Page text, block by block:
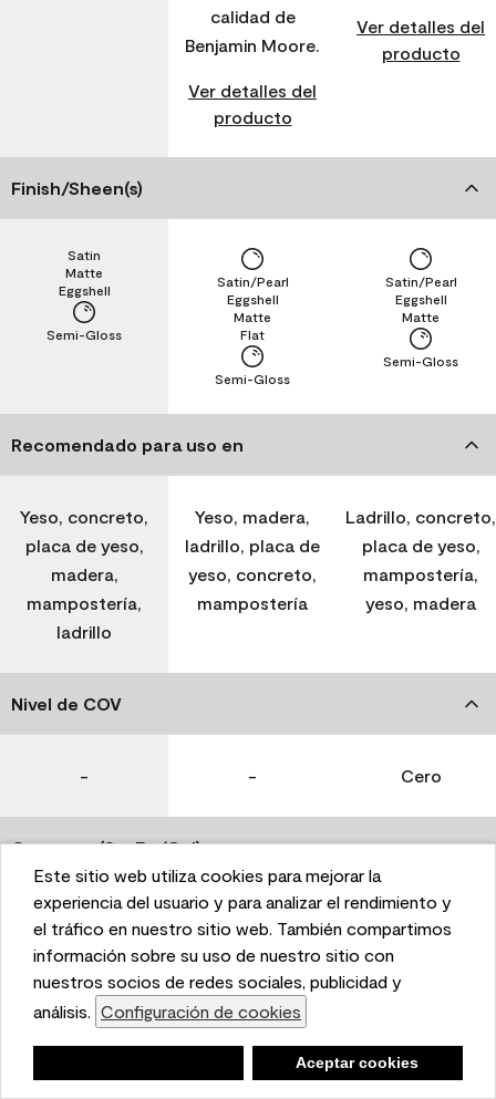
This website uses cookies to enhance user experience
and to analyze performance and traffic on our website.
We also share information about your use of our site
with our social media, advertising, and analytics
partners. Cookie Settings
Accept Cookies
Este sitio web utiliza cookies para mejorar la
experiencia del usuario y para analizar el rendimiento y
el tráfico en nuestro sitio web. También compartimos
información sobre su uso de nuestro sitio con
nuestros socios de redes sociales, publicidad y
análisis. Configuración de cookies
Aceptar cookies
calidad de
Benjamin Moore.
Ver detalles del
producto
Ver detalles del
producto
Finish/Sheen(s)
Semi-Gloss
Eggshell
Matte
Satin
Semi-Gloss
Flat
Matte
Eggshell
Satin/Pearl
Semi-Gloss
Matte
Eggshell
Satin/Pearl
Recomendado para uso en
Yeso, concreto,
placa de yeso,
madera,
mampostería,
ladrillo
Yeso, madera,
ladrillo, placa de
yeso, concreto,
mampostería
Ladrillo, concreto,
placa de yeso,
mampostería,
yeso, madera
Nivel de COV
- - Cero
Coverage (Sq. Ft./Gal)
350-400 400-450 400-450
Tiempo de secado
1 hora